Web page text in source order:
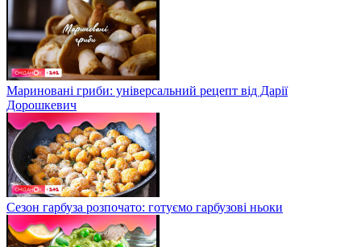
Мариновані гриби: універсальний рецепт від Дарії
Дорошкевич
Сезон гарбуза розпочато: готуємо гарбузові ньоки